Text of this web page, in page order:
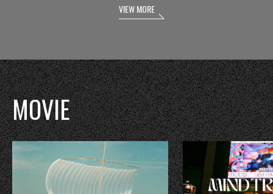
VIEW MORE
MOVIE